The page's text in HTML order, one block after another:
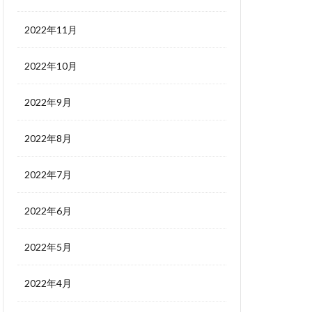
2022年11月
2022年10月
2022年9月
2022年8月
2022年7月
2022年6月
2022年5月
2022年4月